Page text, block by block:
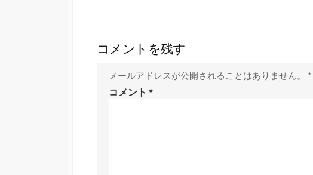
コメントを残す
メールアドレスが公開されることはありません。 *
コメント *